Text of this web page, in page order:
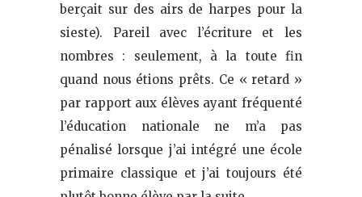
berçait sur des airs de harpes pour la
sieste). Pareil avec l’écriture et les
nombres : seulement, à la toute fin
quand nous étions prêts. Ce « retard »
par rapport aux élèves ayant fréquenté
l’éducation nationale ne m’a pas
pénalisé lorsque j’ai intégré une école
primaire classique et j’ai toujours été